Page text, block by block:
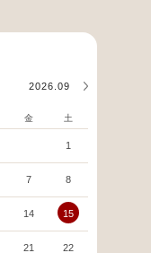
2026.09
金 土
1
7 8
14 15
21 22